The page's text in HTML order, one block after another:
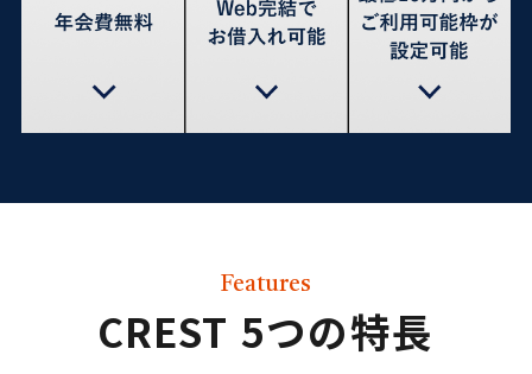
Features
CREST 5つの特長